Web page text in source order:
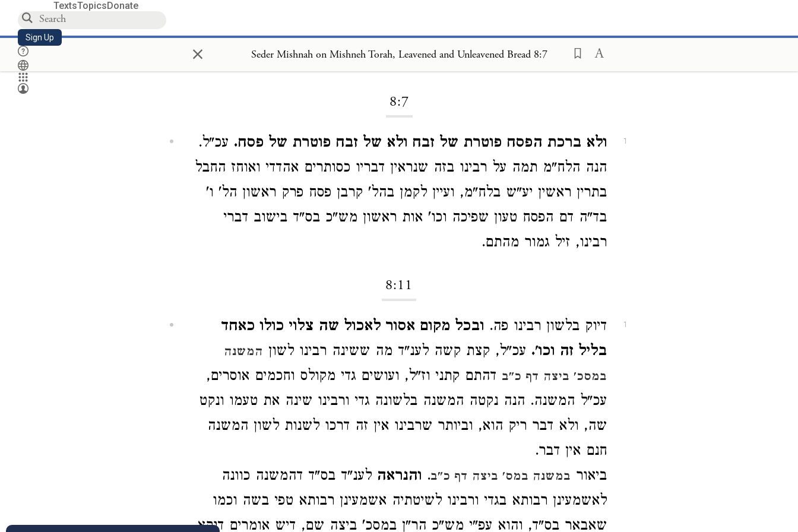
TextsTopicsDonate
Sign Up × Seder Mishnah on Mishneh Torah, Leavened and Unleavened Bread 8:7
8:7
1 ולא ברכת הפסח פוטרת של זבח ולא של זבח פוטרת של פסח. עכ"ל.
הנה הלח"מ תמה על רבינו בזה שנראין דבריו כסותרים אהדדי ואוחז החבל
בתרין ראשין יע"ש בלח"מ, ועיין לקמן בהל' קרבן פסח פרק ראשון הל' ו'
בד"ה דם הפסח טעון שפיכה וכו' אות ראשון מש"כ בס"ד בישוב דברי
רבינו, זיל גמור מהתם.
8:11
1 דיוק בלשון רבינו פה. ובכל מקום אסור לאכול שה צלוי כולו כאחד
בליל זה וכו'. עכ"ל, קצת קשה לענ"ד מה ששינה רבינו לשון המשנה
במסכ' ביצה דף כ"ב דהתם קתני וז"ל, ועושים גדי מקולס וחכמים אוסרים,
עכ"ל המשנה. הנה נקטה המשנה בלשונה גדי ורבינו שינה את טעמו ונקט
שה, ולא דבר ריק הוא, וביותר שרבינו אין זה דרכו לשנות לשון המשנה
חנם אין דבר.
ביאור במשנה במס' ביצה דף כ"ב. והנראה לענ"ד בס"ד דהמשנה כוונה
לאשמעינן רבותא בגדי ורבינו לשיטתיה אשמעינן רבותא טפי בשה וכמו
שאבאר בס"ד, והוא עפ"י מש"כ הר"ן במסכ' ביצה שם, דיש אומרים דוקא